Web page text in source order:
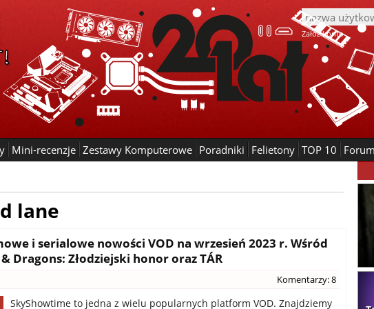
Załóż konto
Mini-recenzje Zestawy Komputerowe Poradniki Felietony TOP 10
lane
i serialowe nowości VOD na wrzesień 2023 r. Wśród
Dragons: Złodziejski honor oraz TÁR
Komentarzy: 8
SkyShowtime to jedna z wielu popularnych platform VOD. Znajdziemy